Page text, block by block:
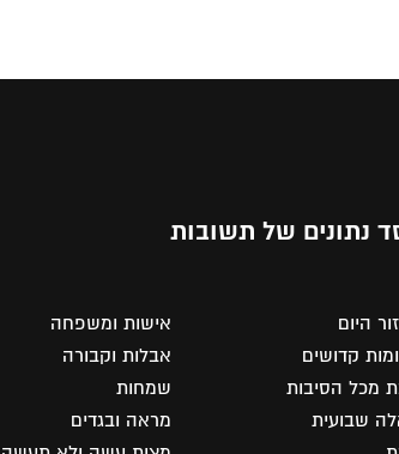
נתונים של תשובות
היום
קדושים
מכל הסיבות
שבועית
אישות ומשפחה
אבלות וקבורה
שמחות
מראה ובגדים